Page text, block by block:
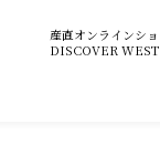
産直オンラインシ
DISCOVER